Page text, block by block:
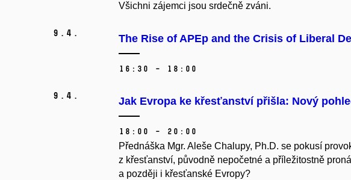
Všichni zájemci jsou srdečně zváni.
9. 4. The Rise of APEp and the Crisis of Liberal
16:30 – 18:00
9. 4. Jak Evropa ke křesťanství přišla: Nový
18:00 – 20:00
Přednáška Mgr. Aleše Chalupy, Ph.D. se pokusí
z křesťanství, původně nepočetné a příležitostně
a později i křesťanské Evropy?